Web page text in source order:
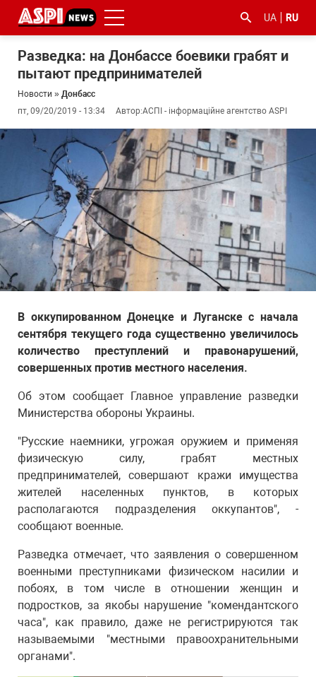
UA RU
Разведка: на Донбассе боевики грабят и
пытают предпринимателей
Новости » Донбасс
пт, 09/20/2019 - 13:34
Автор:АСПІ - інформаційне агентство ASPI
В оккупированном Донецке и Луганске с начала
сентября текущего года существенно увеличилось
количество преступлений и правонарушений,
совершенных против местного населения.
Об этом сообщает Главное управление разведки
Министерства обороны Украины.
"Русские наемники, угрожая оружием и применяя
физическую силу, грабят местных
предпринимателей, совершают кражи имущества
жителей населенных пунктов, в которых
располагаются подразделения оккупантов", -
сообщают военные.
Разведка отмечает, что заявления о совершенном
военными преступниками физическом насилии и
побоях, в том числе в отношении женщин и
подростков, за якобы нарушение "комендантского
часа", как правило, даже не регистрируются так
называемыми "местными правоохранительными
органами".
#боротьба
з
корупцією
#гфс #Киев #коронавірус